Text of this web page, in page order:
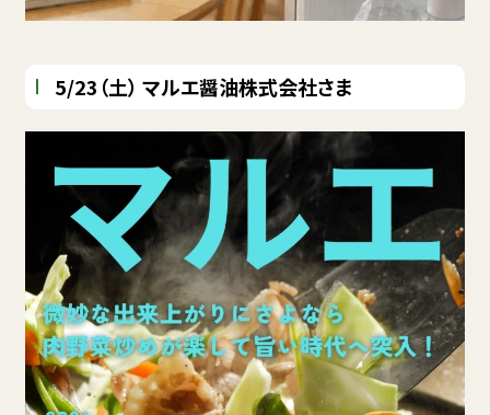
5/23（土） マルエ醤油株式会社さま